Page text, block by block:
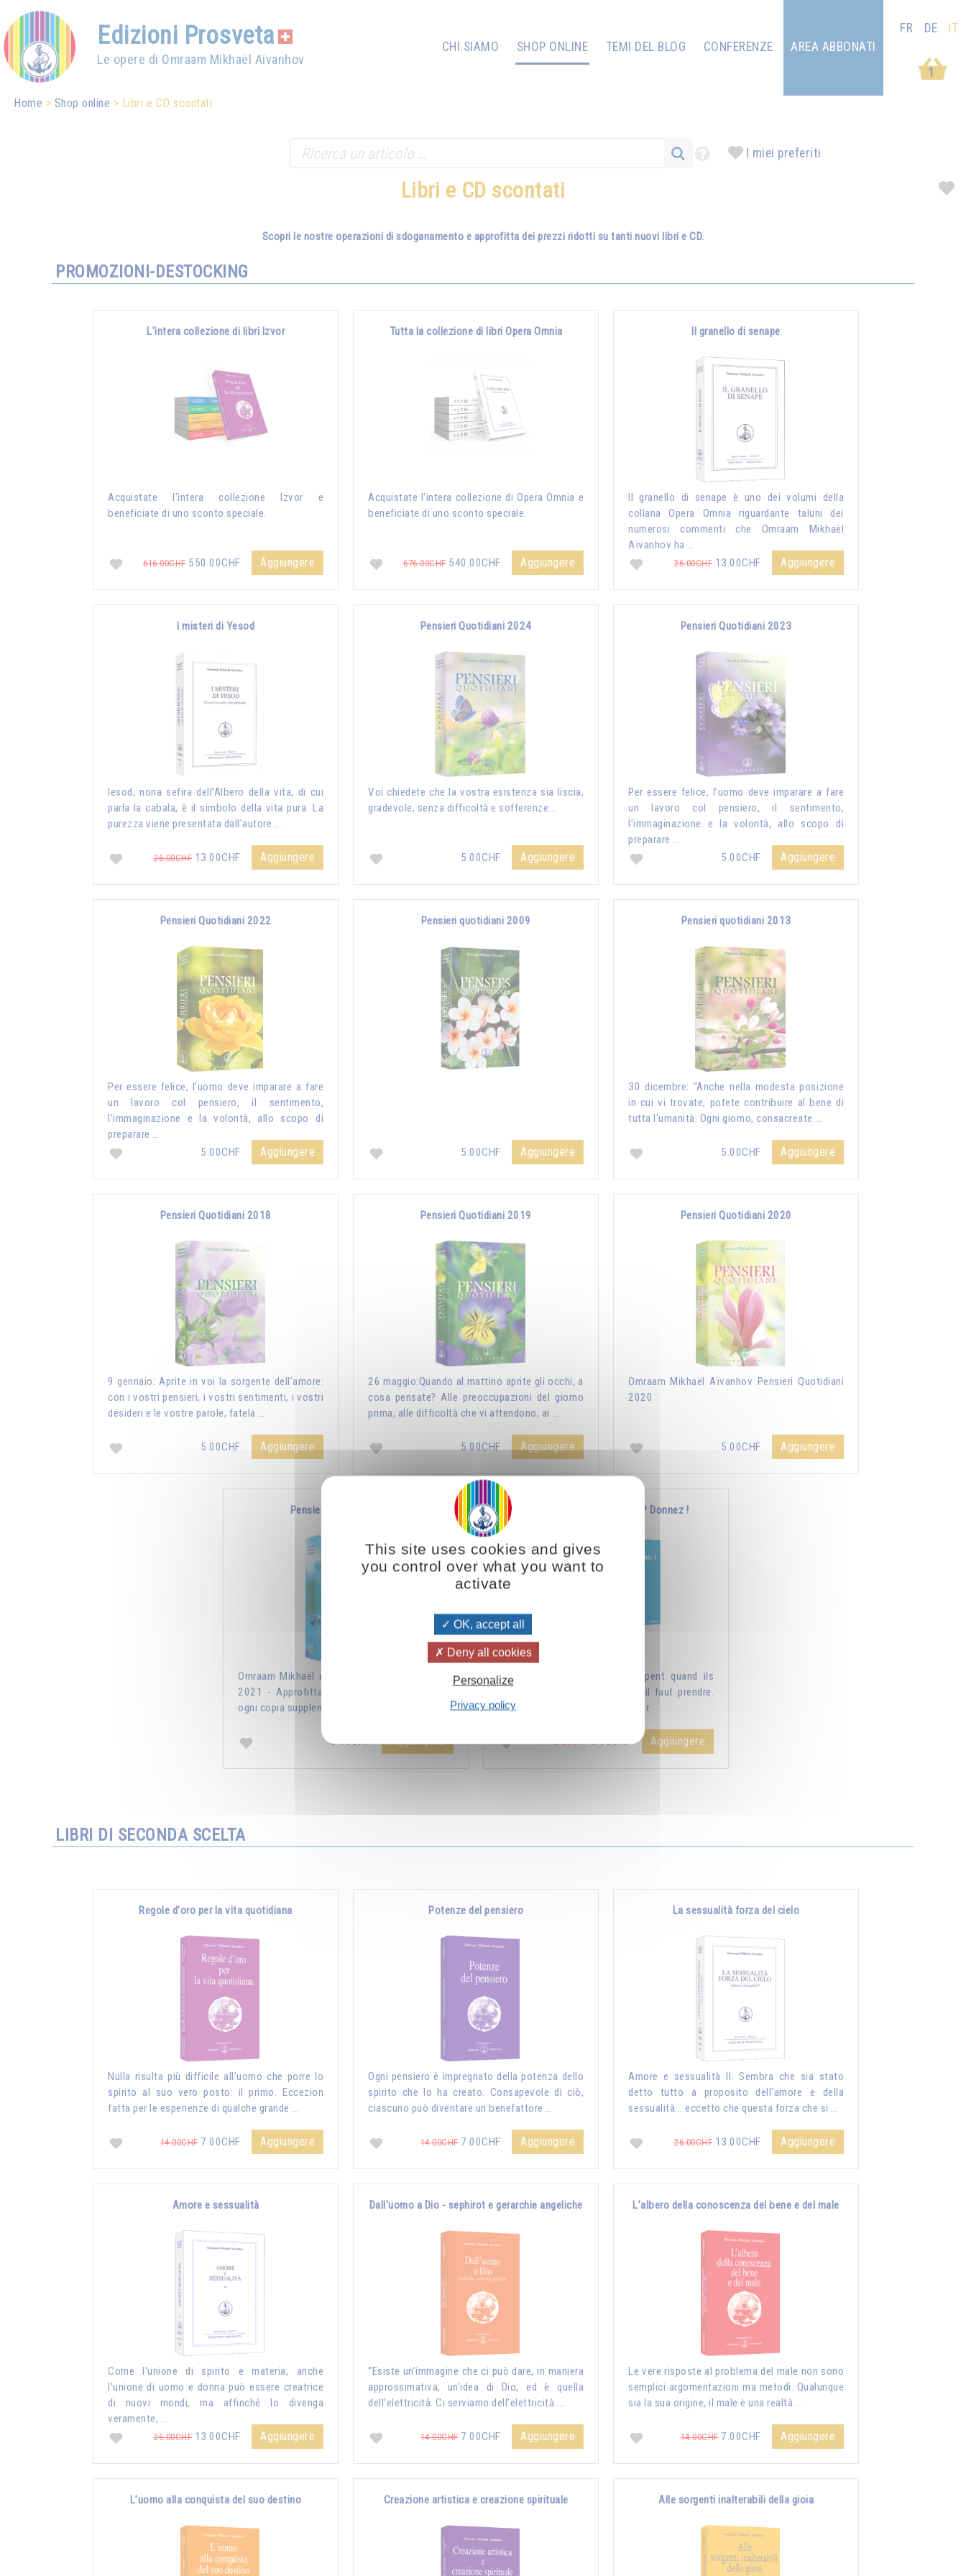
Edizioni Prosveta
Le opere di Omraam Mikhaël Aïvanhov
CHI SIAMO SHOP ONLINE TEMI DEL BLOG
CONFERENZE
1
AREA ABBONATI
FR DE IT
Home Shop online Libri e CD scontati
I miei preferiti
Libri e CD scontati
Scopri le nostre operazioni di sdoganamento e approfitta dei prezzi ridotti su tanti nuovi libri e CD.
PROMOZIONI-DESTOCKING
L'intera collezione di libri Izvor
Acquistate l'intera collezione Izvor e
beneficiate di uno sconto speciale.
616.00CHF550.00CHF Aggiungere
Tutta la collezione di libri Opera Omnia
Acquistate l'intera collezione di Opera Omnia e
beneficiate di uno sconto speciale.
676.00CHF540.00CHF Aggiungere
Il granello di senape
Il granello di senape è uno dei volumi della
collana Opera Omnia riguardante taluni dei
numerosi commenti che Omraam Mikhaël
Aïvanhov ha …
26.00CHF 13.00CHF Aggiungere
I misteri di Yesod
Iesod, nona sefira dell’Albero della vita, di cui
parla la cabala, è il simbolo della vita pura. La
purezza viene presentata dall'autore …
26.00CHF 13.00CHF Aggiungere
Pensieri Quotidiani 2024
Voi chiedete che la vostra esistenza sia liscia,
gradevole, senza difficoltà e sofferenze...
5.00CHF Aggiungere
Pensieri Quotidiani 2023
Per essere felice, l’uomo deve imparare a fare
un lavoro col pensiero, il sentimento,
l’immaginazione e la volontà, allo scopo di
preparare …
5.00CHF
Aggiungere
Pensieri Quotidiani 2022
Per essere felice, l’uomo deve imparare a fare
un lavoro col pensiero, il sentimento,
l’immaginazione e la volontà, allo scopo di
preparare …
5.00CHF
Aggiungere
Pensieri quotidiani 2009
5.00CHF Aggiungere
Pensieri quotidiani 2013
30 dicembre: "Anche nella modesta posizione
in cui vi trovate, potete contribuire al bene di
tutta l'umanità. Ogni giorno, consacreate …
5.00CHF Aggiungere
Pensieri Quotidiani 2018
9 gennaio: Aprite in voi la sorgente dell’amore:
con i vostri pensieri, i vostri sentimenti, i vostri
desideri e le vostre parole, fatela …
5.00CHF Aggiungere
Pensieri Quotidiani 2019
26 maggio:Quando al mattino aprite gli occhi, a
cosa pensate? Alle preoccupazioni del giorno
prima, alle difficoltà che vi attendono, ai …
5.00CHF Aggiungere
Pensieri Quotidiani 2020
Omraam Mikhaël Aïvanhov Pensieri Quotidiani
2020
5.00CHF Aggiungere
Pensieri Quotidiani 2021
Omraam Mikhaël Aïvanhov Pensieri Quotidiani
2021 - Approfitta dello sconto di 2 CHF per
ogni copia supplementare aggiunta all'ordine !
5.00CHF Aggiungere
Vous voulez vous enrichir ? Donnez !
Combien les humains se trompent quand ils
s’imaginent que pour s’enrichir il faut prendre.
Non, pour s’enrichir, il faut donner.
12.00CHF5.00CHF Aggiungere
LIBRI DI SECONDA SCELTA
Regole d'oro per la vita quotidiana
Nulla risulta più difficile all’uomo che porre lo
spirito al suo vero posto: il primo. Eccezion
fatta per le esperienze di qualche grande …
14.00CHF7.00CHF Aggiungere
Potenze del pensiero
Ogni pensiero è impregnato della potenza dello
spirito che lo ha creato. Consapevole di ciò,
ciascuno può diventare un benefattore …
14.00CHF7.00CHF Aggiungere
La sessualità forza del cielo
Amore e sessualità II. Sembra che sia stato
detto tutto a proposito dell'amore e della
sessualità... eccetto che questa forza che si …
26.00CHF 13.00CHF Aggiungere
Amore e sessualità
Come l'unione di spirito e materia, anche
l'unione di uomo e donna può essere creatrice
di nuovi mondi, ma affinché lo divenga
veramente, …
26.00CHF 13.00CHF Aggiungere
Dall'uomo a Dio - sephirot e gerarchie angeliche
“Esiste un’immagine che ci può dare, in maniera
approssimativa, un’idea di Dio, ed è quella
dell’elettricità. Ci serviamo dell’elettricità …
14.00CHF7.00CHF Aggiungere
L’albero della conoscenza del bene e del male
Le vere risposte al problema del male non sono
semplici argomentazioni ma metodi. Qualunque
sia la sua origine, il male è una realtà …
14.00CHF7.00CHF Aggiungere
L’uomo alla conquista del suo destino Creazione artistica e creazione spirituale Alle sorgenti inalterabili della gioia
This site uses cookies and gives
you control over what you want to
activate
OK, accept all
Deny all cookies
Personalize
Privacy policy